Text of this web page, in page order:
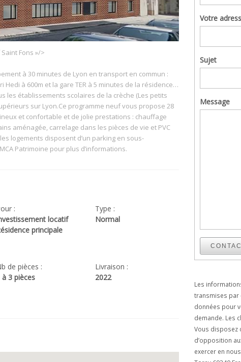
Fons »/>
à 30 minutes de Lyon en transport en commun :
Hedi à 600m et la gare TER à 5 minutes de la résidence…
les établissements scolaires de la crèche (Les petits
sur Lyon.Ce programme neuf vous propose 28
et confortable et de jolie prestations : chauffage
aménagée, carrelage dans les pièces de vie et PVC
logements disposent d’un parking en sous-
Patrimoine pour plus d’informations.
:
locatif
principale
Type :
Normal
de pièces :
à 3 pièces
Livraison :
2022
Votre
Sujet
Message
Les
transmises par
données pour
demande. Les
Vous disposez
d’opposition
exercer en